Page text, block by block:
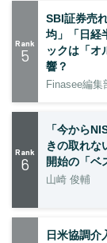
Rank
5
SBI証券売
均」「日経
ックは「オ
響？
Finasee編集
Rank
6
「今から
きの取れな
開始の「ベ
山崎 俊輔
日米協調介